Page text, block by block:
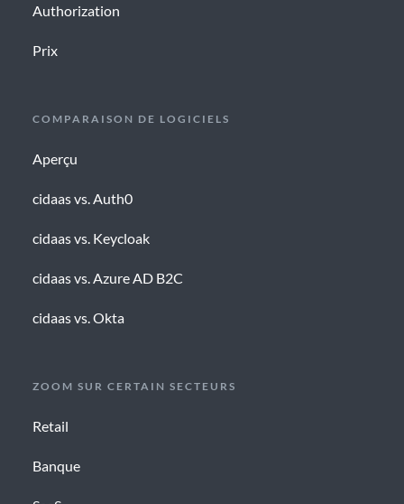
Authorization
Prix
COMPARAISON DE LOGICIELS
Aperçu
cidaas vs. Auth0
cidaas vs. Keycloak
cidaas vs. Azure AD B2C
cidaas vs. Okta
ZOOM SUR CERTAIN SECTEURS
Retail
Banque